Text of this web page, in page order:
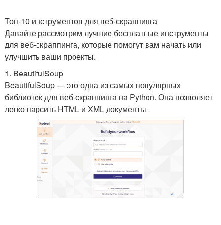
Топ-10 инструментов для веб-скраппинга
Давайте рассмотрим лучшие бесплатные инструменты
для веб-скраппинга, которые помогут вам начать или
улучшить ваши проекты.
1. BeautifulSoup
BeautifulSoup — это одна из самых популярных
библиотек для веб-скраппинга на Python. Она позволяет
легко парсить HTML и XML документы.